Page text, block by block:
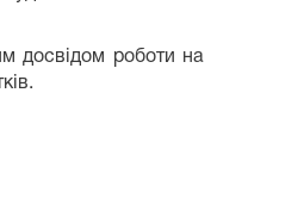
досвідом роботи на